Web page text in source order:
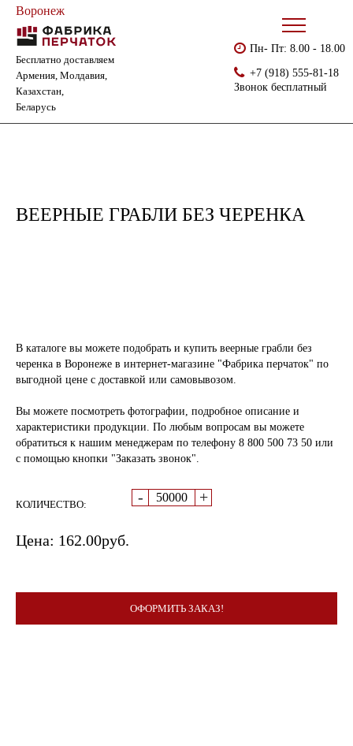
Воронеж
Бесплатно доставляем
Армения, Молдавия,
Казахстан,
Беларусь
Пн- Пт: 8.00 - 18.00
+7 (918) 555-81-18
Звонок бесплатный
Главная Веерные грабли без черенка
ВЕЕРНЫЕ ГРАБЛИ БЕЗ ЧЕРЕНКА
В каталоге вы можете подобрать и купить веерные грабли без
черенка в Воронеже в интернет-магазине "Фабрика перчаток" по
выгодной цене с доставкой или самовывозом.
Вы можете посмотреть фотографии, подробное описание и
характеристики продукции. По любым вопросам вы можете
обратиться к нашим менеджерам по телефону 8 800 500 73 50 или
с помощью кнопки "Заказать звонок".
КОЛИЧЕСТВО: - +
Цена: 162.00руб.
ОФОРМИТЬ ЗАКАЗ!